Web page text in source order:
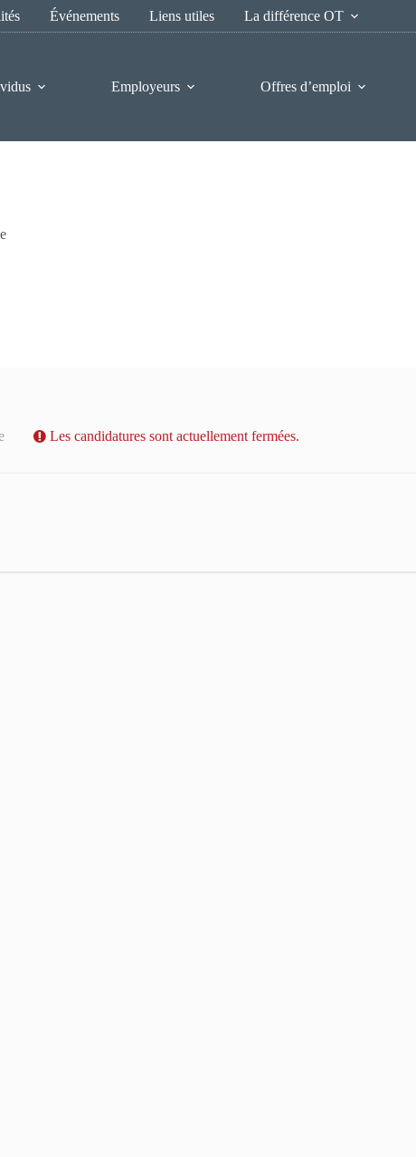
Événements Liens utiles La différence OT
Employeurs Offres d’emploi
Les candidatures sont actuellement fermées.